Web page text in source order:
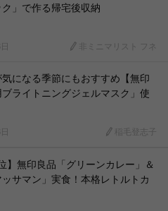
」で作る帰宅後収納
非ミニマリスト フネ
になる季節にもおすすめ【無印
ライトニングジェルマスク」使
稲毛登志子
】無印良品「グリーンカレー」＆
サマン」実食！本格レトルトカ